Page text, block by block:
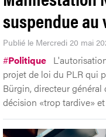
suspendue au
Publié le Mercredi 20 mai
#Politique
projet de loi du PLR qui
Bürgin, directeur général
décision «trop tardive»